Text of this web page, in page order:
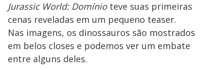
Jurassic World: Domínio teve suas primeiras
cenas reveladas em um pequeno teaser.
Nas imagens, os dinossauros são mostrados
em belos closes e podemos ver um embate
entre alguns deles.